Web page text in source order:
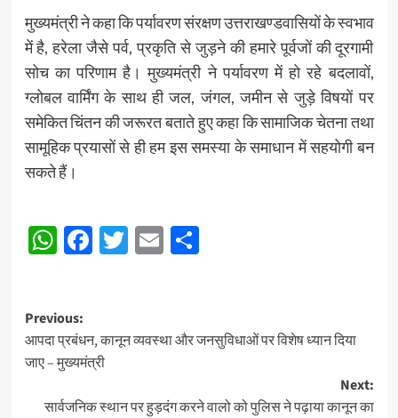
मुख्यमंत्री ने कहा कि पर्यावरण संरक्षण उत्तराखण्डवासियों के स्वभाव
में है, हरेला जैसे पर्व, प्रकृति से जुड़ने की हमारे पूर्वजों की दूरगामी
सोच का परिणाम है। मुख्यमंत्री ने पर्यावरण में हो रहे बदलावों,
ग्लोबल वार्मिंग के साथ ही जल, जंगल, जमीन से जुड़े विषयों पर
समेकित चिंतन की जरूरत बताते हुए कहा कि सामाजिक चेतना तथा
सामूहिक प्रयासों से ही हम इस समस्या के समाधान में सहयोगी बन
सकते हैं।
Post
navigation
WhatsApp
Facebook
Twitter
EmailShare
Post
navigation
Previous:
आपदा प्रबंधन, कानून व्यवस्था और जनसुविधाओं पर विशेष ध्यान दिया
जाए – मुख्यमंत्री
Next:
सार्वजनिक स्थान पर हुड़दंग करने वालो को पुलिस ने पढ़ाया कानून का